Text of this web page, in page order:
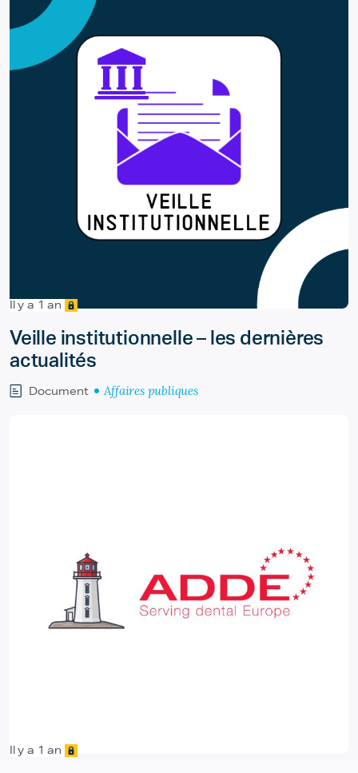
Il y a 1 an
Veille institutionnelle – les dernières
actualités
Document Affaires publiques
Il y a 1 an